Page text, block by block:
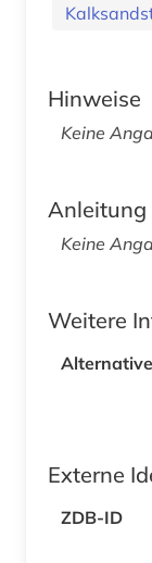
Hinweise
Keine
Anleitung
Keine
Weitere
Externe
ZDB-ID